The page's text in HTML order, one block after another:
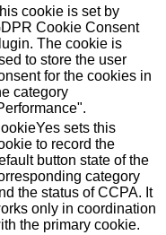
cookie is set by
Cookie Consent
The cookie is
to store the user
for the cookies in
category
sets this
to record the
button state of the
category
the status of CCPA. It
only in coordination
the primary cookie.